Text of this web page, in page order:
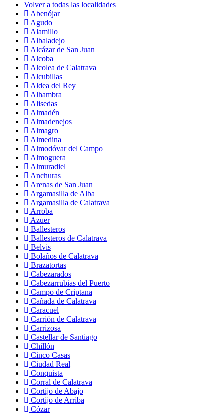
Volver a todas las localidades
Abenójar
Agudo
Alamillo
Albaladejo
Alcázar de San Juan
Alcoba
Alcolea de Calatrava
Alcubillas
Aldea del Rey
Alhambra
Alisedas
Almadén
Almadenejos
Almagro
Almedina
Almodóvar del Campo
Almoguera
Almuradiel
Anchuras
Arenas de San Juan
Argamasilla de Alba
Argamasilla de Calatrava
Arroba
Azuer
Ballesteros
Ballesteros de Calatrava
Belvis
Bolaños de Calatrava
Brazatortas
Cabezarados
Cabezarrubias del Puerto
Campo de Criptana
Cañada de Calatrava
Caracuel
Carrión de Calatrava
Carrizosa
Castellar de Santiago
Chillón
Cinco Casas
Ciudad Real
Conquista
Corral de Calatrava
Cortijo de Abajo
Cortijo de Arriba
Cózar